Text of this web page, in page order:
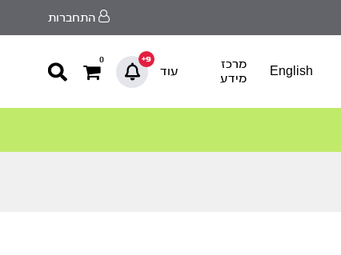
התחברות
English
מרכז
מידע
עוד
9+
0